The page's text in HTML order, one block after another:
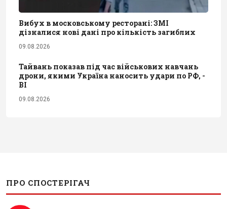
Вибух в московському ресторані: ЗМІ
дізналися нові дані про кількість загиблих
09.08.2026
Тайвань показав під час військових навчань
дрони, якими Україна наносить удари по РФ, -
BI
09.08.2026
ПРО СПОСТЕРІГАЧ